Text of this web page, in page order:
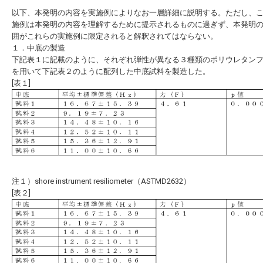
以下、本発明の内容を実施例によりなお一層詳細に説明する。ただし、
施例は本発明の内容を理解するために提示されるものに過ぎず、本発明
囲がこれらの実施例に限定されると解釈されてはならない。
１．中底の製造
下記表１に記載のように、それぞれ弾性が異なる３種類のポリウレタン
を用いて下記表２のように配列した中底試料を製造した。
[表１]
注１）shore instrument resiliometer（ASTMD2632）
[表２]